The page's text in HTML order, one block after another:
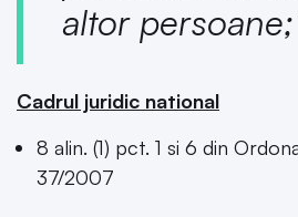
altor
Cadrul juridic national
8 alin. (1) pct. 1 si 6 din
37/2007